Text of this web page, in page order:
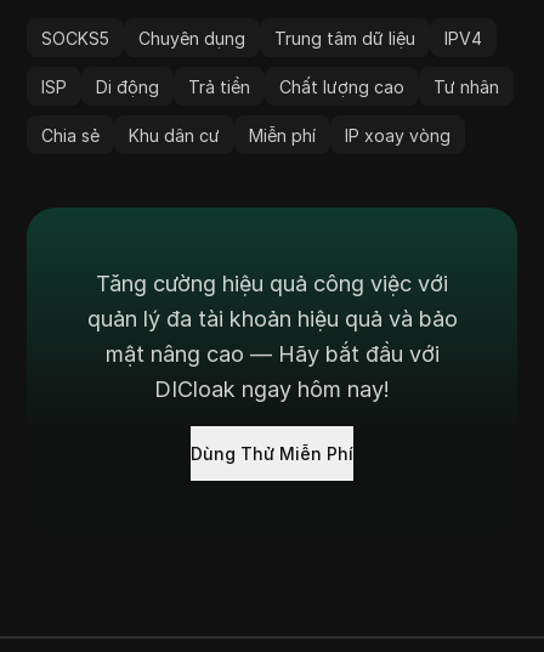
SOCKS5 Chuyên dụng Trung tâm dữ liệu IPV4
ISP Di động Trả tiền Chất lượng cao Tư nhân
Chia sẻ Khu dân cư Miễn phí IP xoay vòng
Tăng cường hiệu quả công việc với
quản lý đa tài khoản hiệu quả và bảo
mật nâng cao — Hãy bắt đầu với
DICloak ngay hôm nay!
Dùng Thử Miễn Phí